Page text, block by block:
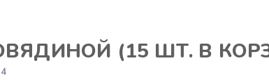
(15 ШТ. В